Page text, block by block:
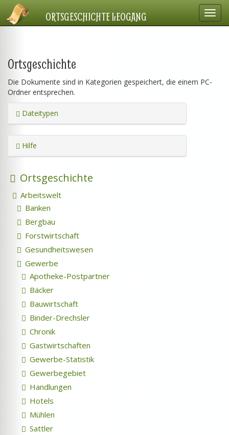
ORTSGESCHICHTE LEOGANG
Ortsgeschichte
Die Dokumente sind in Kategorien gespeichert, die einem PC-
Ordner entsprechen.
Dateitypen
Hilfe
Ortsgeschichte
Arbeitswelt
Banken
Bergbau
Forstwirtschaft
Gesundheitswesen
Gewerbe
Apotheke-Postpartner
Bäcker
Bauwirtschaft
Binder-Drechsler
Chronik
Gastwirtschaften
Gewerbe-Statistik
Gewerbegebiet
Handlungen
Hotels
Mühlen
Sattler